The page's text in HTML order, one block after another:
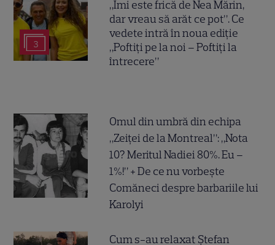
3
„Îmi este frică de Nea Mărin,
dar vreau să arăt ce pot”. Ce
vedete intră în noua ediție
„Poftiți pe la noi – Poftiți la
întrecere”
Omul din umbră din echipa
„Zeiței de la Montreal”: „Nota
10? Meritul Nadiei 80%. Eu –
1%!” + De ce nu vorbește
Comăneci despre barbariile lui
Karolyi
Cum s-au relaxat Ștefan